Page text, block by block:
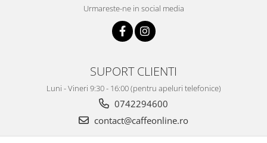
Urmareste-ne in social media
SUPORT CLIENTI
Luni - Vineri 9:30 - 16:00 (pentru apeluri telefonice)
0742294600
contact@caffeonline.ro